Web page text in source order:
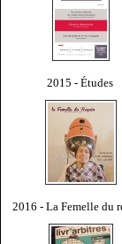
2015 - Études
2016 - La Femelle du